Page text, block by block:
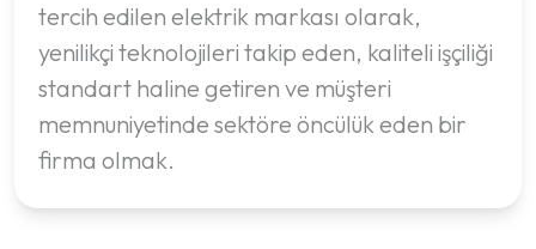
tercih edilen elektrik markası olarak,
yenilikçi teknolojileri takip eden, kaliteli işçiliği
standart haline getiren ve müşteri
memnuniyetinde sektöre öncülük eden bir
firma olmak.